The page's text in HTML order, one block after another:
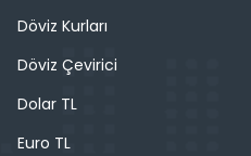
Döviz Kurları
Döviz Çevirici
Dolar TL
Euro TL